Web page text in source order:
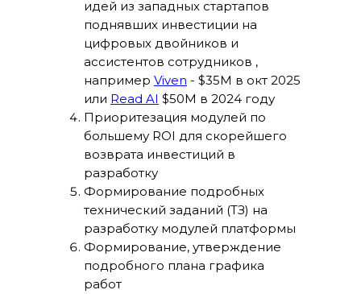
идей из западных стартапов
поднявших инвестиции на
цифровых двойников и
ассистентов сотрудников ,
например Viven - $35M в окт 2025
или Read AI $50M в 2024 году
Приоритезация модулей по
большему ROI для скорейшего
возврата инвестиций в
разработку
Формирование подробных
технический заданий (ТЗ) на
разработку модулей платформы
Формирование, утверждение
подробного плана графика
работ